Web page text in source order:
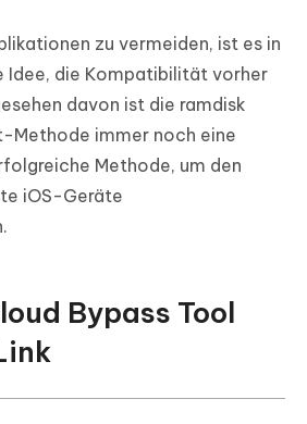
zu vermeiden, ist es in
Idee, die Kompatibilität vorher
davon ist die ramdisk
Methode immer noch eine
Methode, um den
iOS-Geräte
Bypass Tool